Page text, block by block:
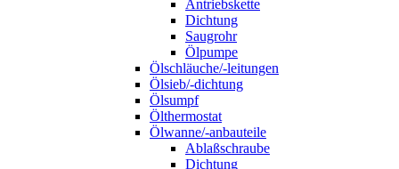
Antriebskette
Dichtung
Saugrohr
Ölpumpe
Ölschläuche/-leitungen
Ölsieb/-dichtung
Ölsumpf
Ölthermostat
Ölwanne/-anbauteile
Ablaßschraube
Dichtung